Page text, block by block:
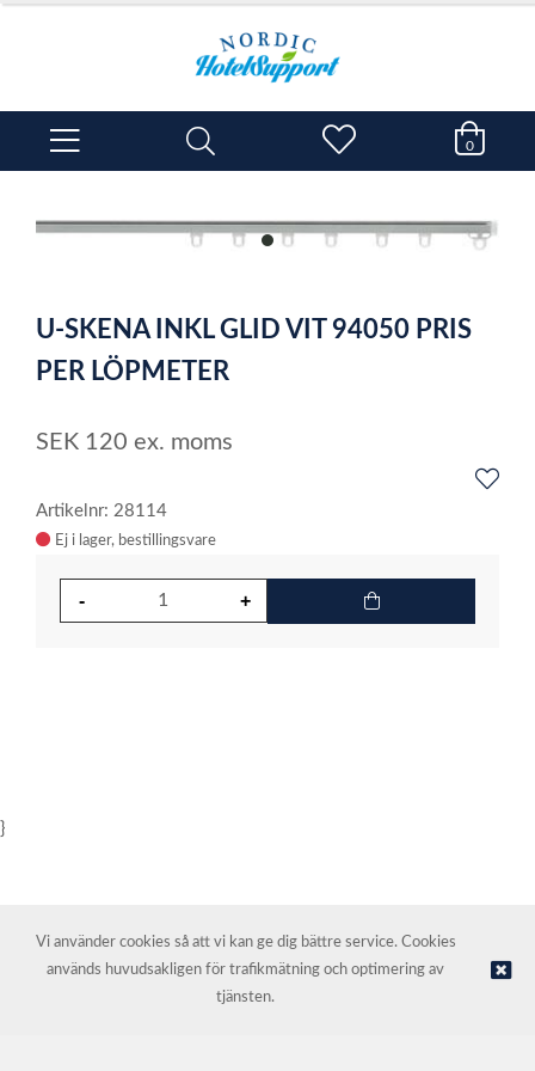
0
item
of
1
U-SKENA INKL GLID VIT 94050 PRIS
PER LÖPMETER
SEK 120 ex. moms
Artikelnr: 28114
Ej i lager
}
© NORDIC HOTEL SUPPORT AS | Webbutik tillhandahålls av
Kréatif
AS
Vi använder cookies så att vi kan ge dig bättre service. Cookies
används huvudsakligen för trafikmätning och optimering av
tjänsten.